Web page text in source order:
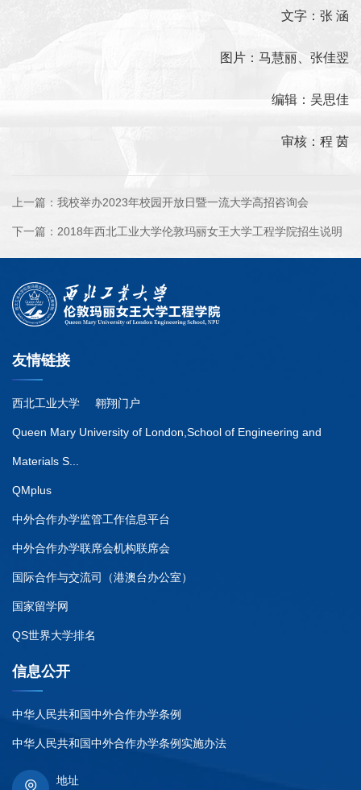
文字：张 涵
图片：马慧丽、张佳翌
编辑：吴思佳
审核：程 茵
上一篇： 我校举办2023年校园开放日暨一流大学高招咨询会
下一篇： 2018年西北工业大学伦敦玛丽女王大学工程学院招生说明
友情链接
西北工业大学 翱翔门户
Queen Mary University of London,School of Engineering and
Materials S...
QMplus
中外合作办学监管工作信息平台
中外合作办学联席会机构联席会
国际合作与交流司（港澳台办公室）
国家留学网
QS世界大学排名
信息公开
中华人民共和国中外合作办学条例
中华人民共和国中外合作办学条例实施办法
地址